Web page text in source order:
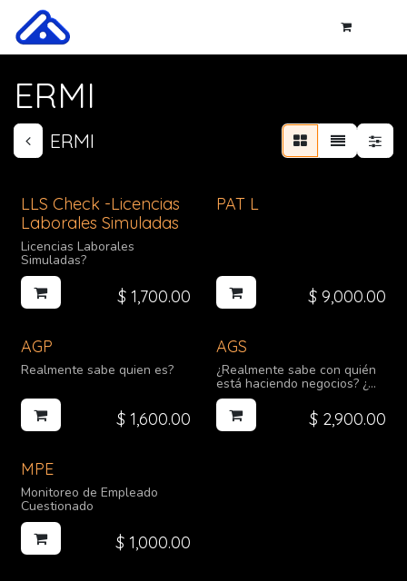
Skip to Content
ERMI
ERMI
LLS Check -Licencias
Laborales Simuladas
Licencias Laborales
Simuladas?
$ 1,700.00
PAT L
$ 9,000.00
AGP
Realmente sabe quien es?
$ 1,600.00
AGS
¿Realmente sabe con quién
está haciendo negocios? ¿
Que sabe realmente de su
proveedor o contratista?
$ 2,900.00
MPE
Monitoreo de Empleado
Cuestionado
$ 1,000.00